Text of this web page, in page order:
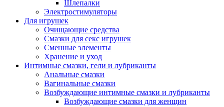
Шлепалки
Электростимуляторы
Для игрушек
Очищающие средства
Смазки для секс игрушек
Сменные элементы
Хранение и уход
Интимные смазки, гели и лубриканты
Анальные смазки
Вагинальные смазки
Возбуждающие интимные смазки и лубриканты
Возбуждающие смазки для женщин